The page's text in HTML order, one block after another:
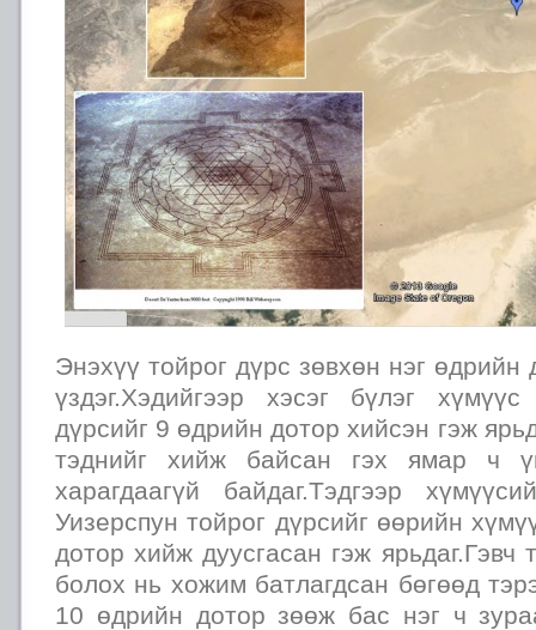
Энэхүү тойрог дүрс зөвхөн нэг өдрийн
үздэг.Хэдийгээр хэсэг бүлэг
дүрсийг 9 өдрийн дотор хийсэн гэж
тэднийг хийж байсан гэх ямар ч
харагдаагүй байдаг.Тэдгээр
Уизерспун тойрог дүрсийг өөрийн
дотор хийж дуусгасан гэж ярьдаг.Гэвч
болох нь хожим батлагдсан бөгөөд
10 өдрийн дотор зөөж бас нэг ч